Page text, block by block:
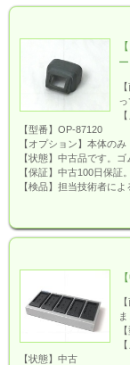
【型番】OP-87120
【オプション】本体のみ
【状態】中古品です。
【保証】中古100日保証
【検品】担当技術者に
【状態】中古